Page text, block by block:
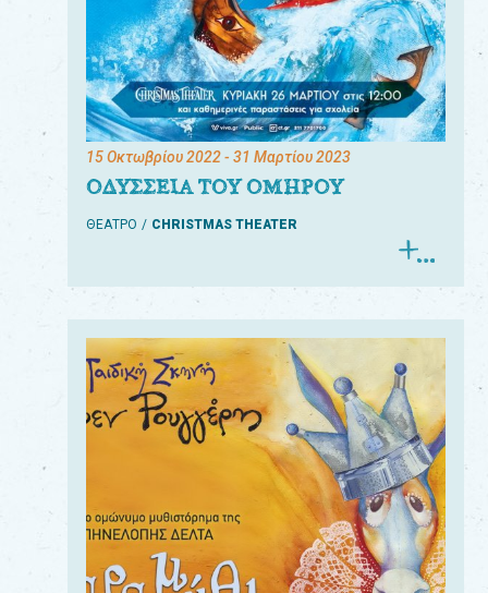
15 Οκτωβρίου 2022- 31 Μαρτίου 2023
ΟΔΥΣΣΕΙΑ ΤΟΥ ΟΜΗΡΟΥ
ΘΕΑΤΡΟ CHRISTMAS THEATER